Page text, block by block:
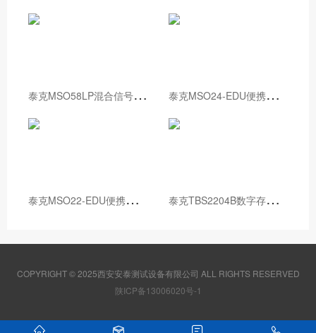
泰
克MSO58LP混合信号示波器 泰
克MSO24-EDU便携式混合信号示波器
泰
克MSO22-EDU便携式混合信号示波器 泰
克TBS2204B数字存储示波器
COPYRIGHT © 2025西安安泰测试设备有限公司 ALL RIGHTS RESERVED
陕ICP备13006020号-1